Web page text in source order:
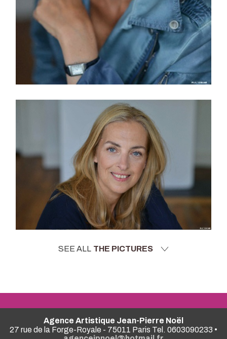
SEE ALL THE PICTURES
Agence Artistique Jean-Pierre Noël
27 rue de la Forge-Royale - 75011 Paris Tel. 0603090233 •